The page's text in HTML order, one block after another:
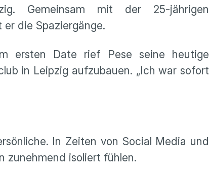
Gemeinsam mit der 25-jährigen
die Spaziergänge.
ersten Date rief Pese seine heutige
in Leipzig aufzubauen. „Ich war sofort
In Zeiten von Social Media und
zunehmend isoliert fühlen.